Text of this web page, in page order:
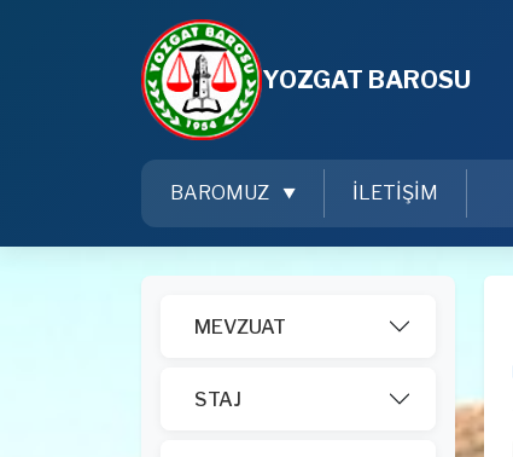
YOZGAT BAROSU
BAROMUZ İLETİŞİM
MEVZUAT
STAJ